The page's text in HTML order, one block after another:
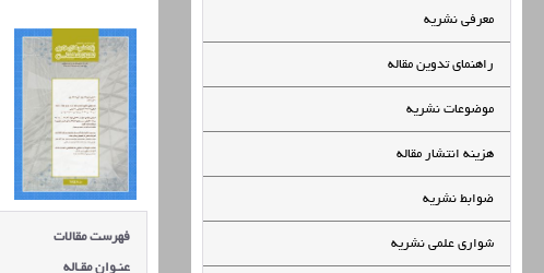
معرفی نشریه
راهنمای تدوین مقاله
موضوعات نشریه
هزینه انتشار مقاله
ضوابط نشریه
شواری علمی نشریه فهرست مقالات
عنـوان مقـاله